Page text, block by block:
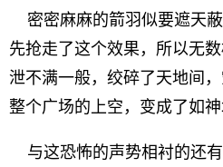
密密麻麻的箭羽似要遮天
先抢走了这个效果，所以无
泄不满一般，绞碎了天地间
整个广场的上空，变成了如神
与这恐怖的声势相衬的还